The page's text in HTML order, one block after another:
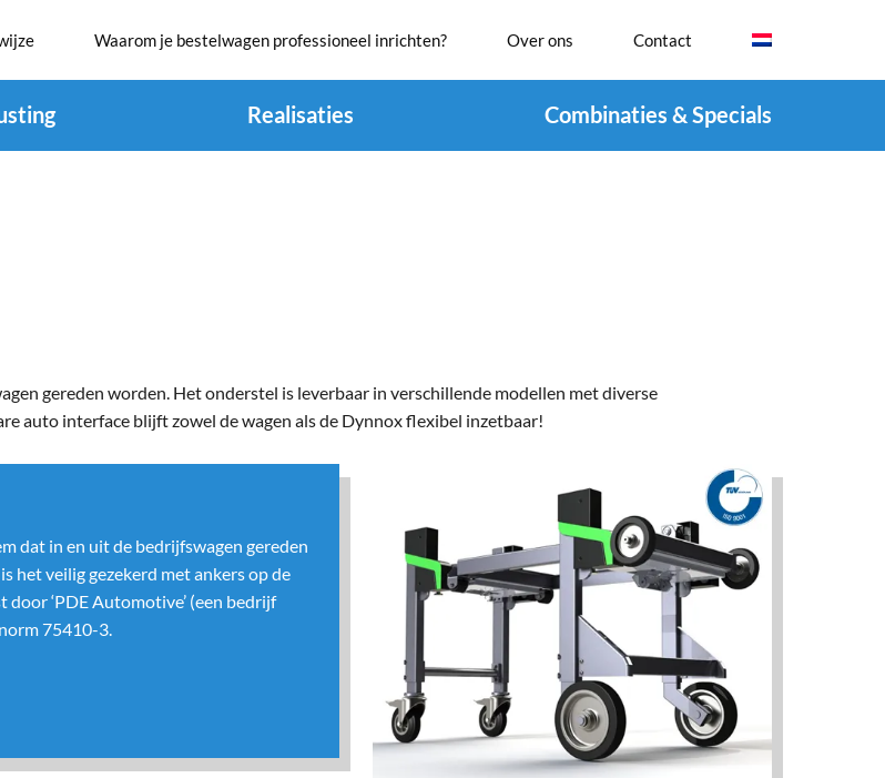
Waarom je bestelwagen professioneel inrichten? Over ons Contact
Realisaties Combinaties & Specials
gereden worden. Het onderstel is leverbaar in verschillende modellen met diverse
auto interface blijft zowel de wagen als de Dynnox flexibel inzetbaar!
dat in en uit de bedrijfswagen gereden
het veilig gezekerd met ankers op de
‘PDE Automotive’ (een bedrijf
75410-3.